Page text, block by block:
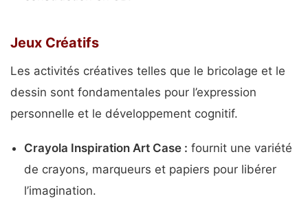
Jeux Créatifs
Les activités créatives telles que le bricolage et le
dessin sont fondamentales pour l’expression
personnelle et le développement cognitif.
Crayola Inspiration Art Case : fournit une variété
de crayons, marqueurs et papiers pour libérer
l’imagination.